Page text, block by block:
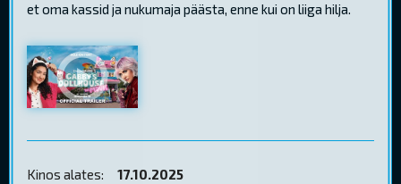
et oma kassid ja nukumaja päästa, enne kui on liiga hilja.
Kinos alates:
17.10.2025